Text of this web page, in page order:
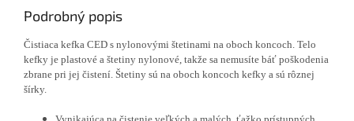
Podrobný popis
Čistiaca kefka CED s nylonovými štetinami na oboch koncoch. Telo
kefky je plastové a štetiny nylonové, takže sa nemusíte báť poškodenia
zbrane pri jej čistení. Štetiny sú na oboch koncoch kefky a sú rôznej
šírky.